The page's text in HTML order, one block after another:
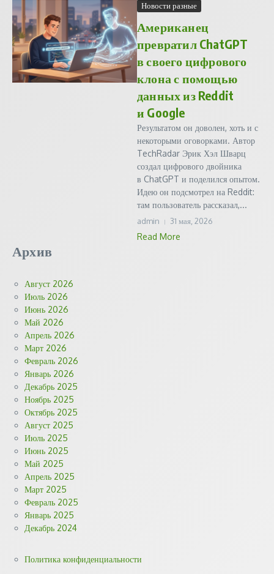
Новости разные
Американец
превратил ChatGPT
в своего цифрового
клона с помощью
данных из Reddit
и Google
Результатом он доволен, хоть и с
некоторыми оговорками. Автор
TechRadar Эрик Хэл Шварц
создал цифрового двойника
в ChatGPT и поделился опытом.
Идею он подсмотрел на Reddit:
там пользователь рассказал,...
admin 31 мая, 2026
Read More
Архив
Август 2026
Июль 2026
Июнь 2026
Май 2026
Апрель 2026
Март 2026
Февраль 2026
Январь 2026
Декабрь 2025
Ноябрь 2025
Октябрь 2025
Август 2025
Июль 2025
Июнь 2025
Май 2025
Апрель 2025
Март 2025
Февраль 2025
Январь 2025
Декабрь 2024
Политика конфиденциальности